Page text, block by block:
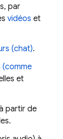
par
vidéos et
(chat).
et
partir de